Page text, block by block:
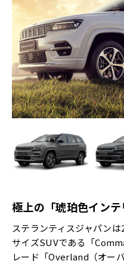
極上の「琥珀色イン
ステランティスジャパン
サイズSUVである「
レード「Overland（オー